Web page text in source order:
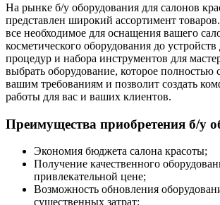
На рынке б/у оборудования для салонов
представлен широкий ассортимент
все необходимое для оснащения вашего
косметического оборудования до
процедур и набора инструментов для
выбрать оборудование, которое полностью
вашим требованиям и позволит создать
работы для вас и ваших клиентов.
Преимущества приобретения б/у
Экономия бюджета салона красоты;
Получение качественного
привлекательной цене;
Возможность обновления
существенных затрат;